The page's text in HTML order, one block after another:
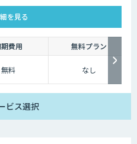
を見る
費用
無料プラン
無料 なし
ビス選択